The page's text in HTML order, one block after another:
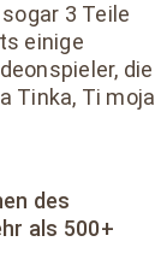
3 Teile
einige
die
Tinka, Ti moja
des
als 500+